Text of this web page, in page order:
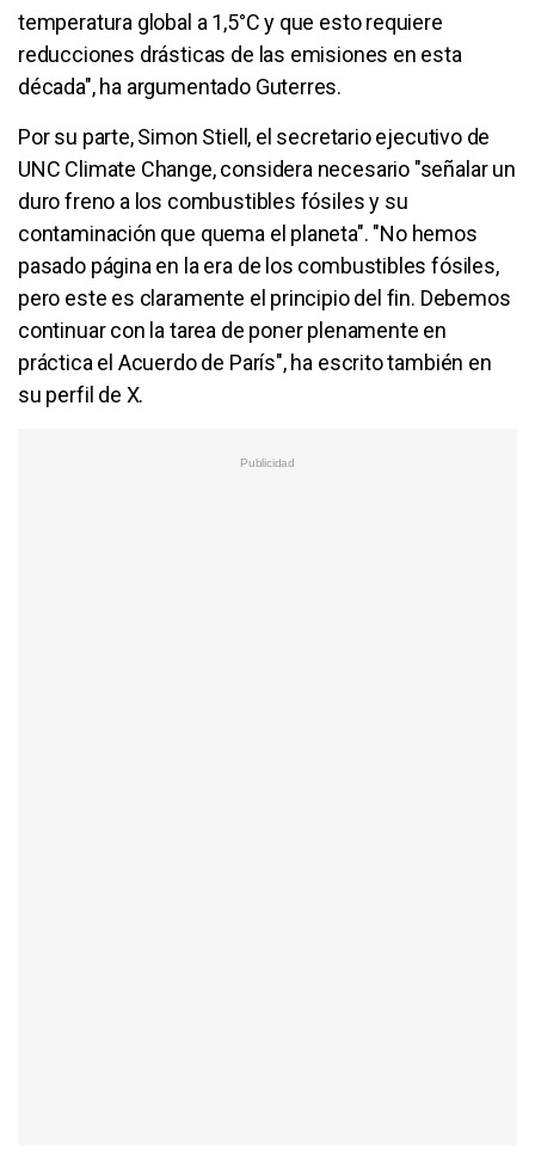
temperatura global a 1,5°C y que esto requiere
reducciones drásticas de las emisiones en esta
década", ha argumentado Guterres.
Por su parte, Simon Stiell, el secretario ejecutivo de
UNC Climate Change, considera necesario "señalar un
duro freno a los combustibles fósiles y su
contaminación que quema el planeta". "No hemos
pasado página en la era de los combustibles fósiles,
pero este es claramente el principio del fin. Debemos
continuar con la tarea de poner plenamente en
práctica el Acuerdo de París", ha escrito también en
su perfil de X.